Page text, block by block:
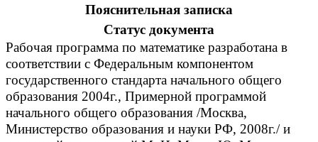
Пояснительная записка
Статус документа
Рабочая программа по математике разработана в
соответствии с Федеральным компонентом
государственного стандарта начального общего
образования 2004г., Примерной программой
начального общего образования /Москва,
Министерство образования и науки РФ, 2008г./ и